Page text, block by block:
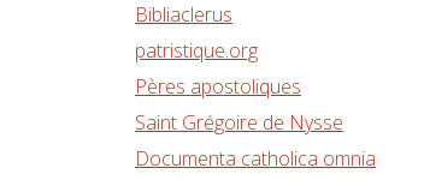
Bibliaclerus
patristique.org
Pères apostoliques
Saint Grégoire de Nysse
Documenta catholica omnia